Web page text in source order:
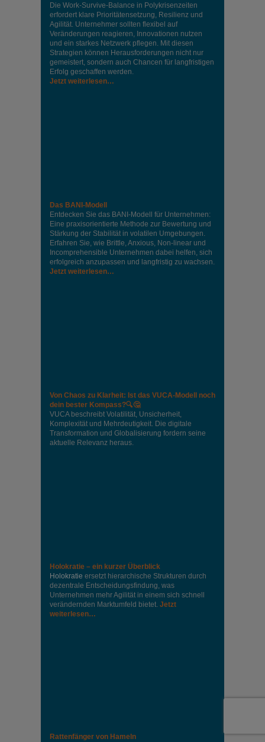
Die Work-Survive-Balance in Polykrisenzeiten
erfordert klare Prioritätensetzung, Resilienz und
Agilität. Unternehmer sollten flexibel auf
Veränderungen reagieren, Innovationen nutzen
und ein starkes Netzwerk pflegen. Mit diesen
Strategien können Herausforderungen nicht nur
gemeistert, sondern auch Chancen für langfristigen
Erfolg geschaffen werden.
Jetzt weiterlesen…
Das BANI-Modell
Entdecken Sie das BANI-Modell für Unternehmen:
Eine praxisorientierte Methode zur Bewertung und
Stärkung der Stabilität in volatilen Umgebungen.
Erfahren Sie, wie Brittle, Anxious, Non-linear und
Incomprehensible Unternehmen dabei helfen, sich
erfolgreich anzupassen und langfristig zu wachsen.
Jetzt weiterlesen…
Von Chaos zu Klarheit: Ist das VUCA-Modell noch
dein bester Kompass?🔍🤔
VUCA beschreibt Volatilität, Unsicherheit,
Komplexität und Mehrdeutigkeit. Die digitale
Transformation und Globalisierung fordern seine
aktuelle Relevanz heraus.
Holokratie – ein kurzer Überblick
Holokratie ersetzt hierarchische Strukturen durch
dezentrale Entscheidungsfindung, was
Unternehmen mehr Agilität in einem sich schnell
verändernden Marktumfeld bietet. Jetzt
weiterlesen…
Rattenfänger von Hameln